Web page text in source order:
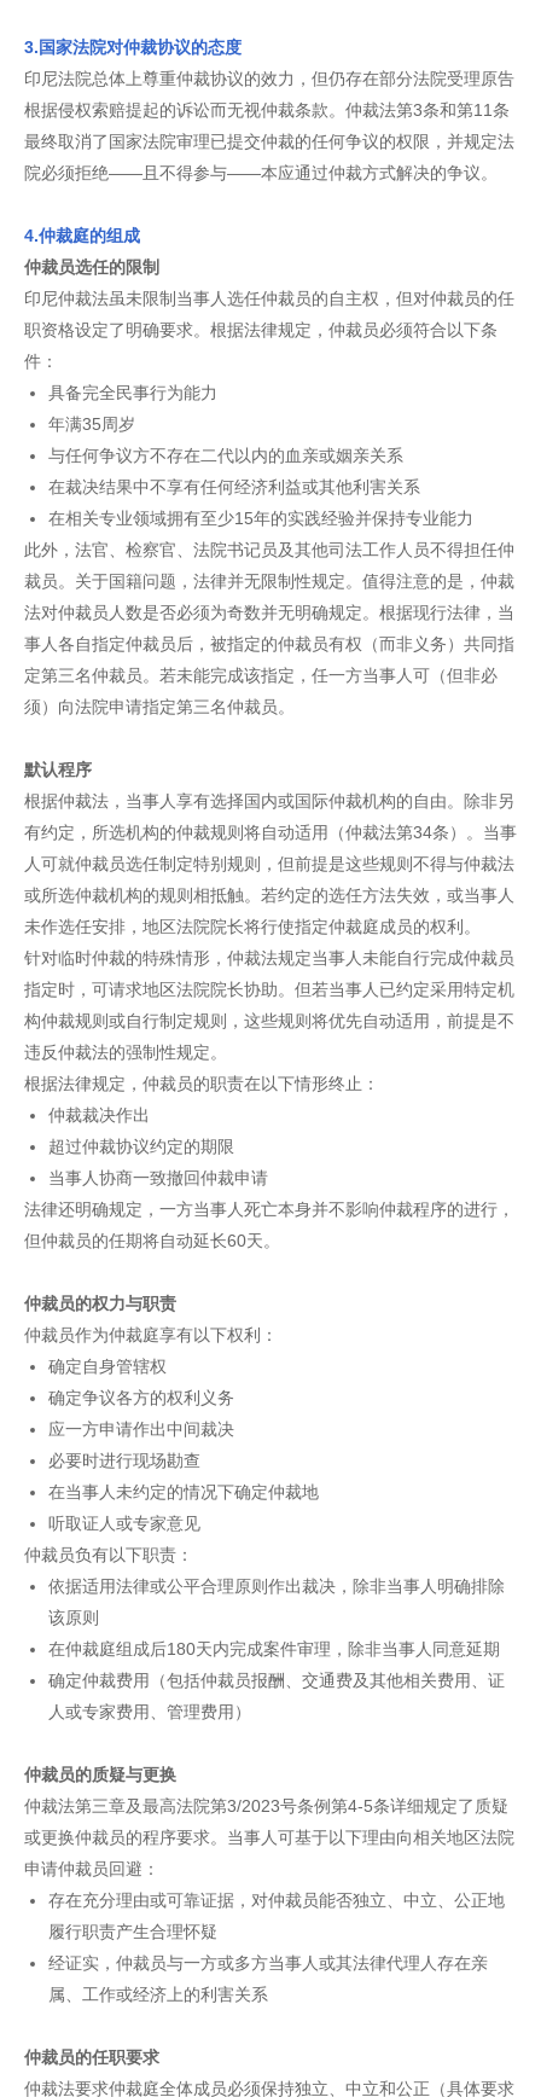
3.国家法院对仲裁协议的态度
印尼法院总体上尊重仲裁协议的效力，但仍存在部分法院受理原告
根据侵权索赔提起的诉讼而无视仲裁条款。仲裁法第3条和第11条
最终取消了国家法院审理已提交仲裁的任何争议的权限，并规定法
院必须拒绝——且不得参与——本应通过仲裁方式解决的争议。
4.仲裁庭的组成
仲裁员选任的限制
印尼仲裁法虽未限制当事人选任仲裁员的自主权，但对仲裁员的任
职资格设定了明确要求。根据法律规定，仲裁员必须符合以下条
件：
具备完全民事行为能力
年满35周岁
与任何争议方不存在二代以内的血亲或姻亲关系
在裁决结果中不享有任何经济利益或其他利害关系
在相关专业领域拥有至少15年的实践经验并保持专业能力
此外，法官、检察官、法院书记员及其他司法工作人员不得担任仲
裁员。关于国籍问题，法律并无限制性规定。值得注意的是，仲裁
法对仲裁员人数是否必须为奇数并无明确规定。根据现行法律，当
事人各自指定仲裁员后，被指定的仲裁员有权（而非义务）共同指
定第三名仲裁员。若未能完成该指定，任一方当事人可（但非必
须）向法院申请指定第三名仲裁员。
默认程序
根据仲裁法，当事人享有选择国内或国际仲裁机构的自由。除非另
有约定，所选机构的仲裁规则将自动适用（仲裁法第34条）。当事
人可就仲裁员选任制定特别规则，但前提是这些规则不得与仲裁法
或所选仲裁机构的规则相抵触。若约定的选任方法失效，或当事人
未作选任安排，地区法院院长将行使指定仲裁庭成员的权利。
针对临时仲裁的特殊情形，仲裁法规定当事人未能自行完成仲裁员
指定时，可请求地区法院院长协助。但若当事人已约定采用特定机
构仲裁规则或自行制定规则，这些规则将优先自动适用，前提是不
违反仲裁法的强制性规定。
根据法律规定，仲裁员的职责在以下情形终止：
仲裁裁决作出
超过仲裁协议约定的期限
当事人协商一致撤回仲裁申请
法律还明确规定，一方当事人死亡本身并不影响仲裁程序的进行，
但仲裁员的任期将自动延长60天。
仲裁员的权力与职责
仲裁员作为仲裁庭享有以下权利：
确定自身管辖权
确定争议各方的权利义务
应一方申请作出中间裁决
必要时进行现场勘查
在当事人未约定的情况下确定仲裁地
听取证人或专家意见
仲裁员负有以下职责：
依据适用法律或公平合理原则作出裁决，除非当事人明确排除
该原则
在仲裁庭组成后180天内完成案件审理，除非当事人同意延期
确定仲裁费用（包括仲裁员报酬、交通费及其他相关费用、证
人或专家费用、管理费用）
仲裁员的质疑与更换
仲裁法第三章及最高法院第3/2023号条例第4-5条详细规定了质疑
或更换仲裁员的程序要求。当事人可基于以下理由向相关地区法院
申请仲裁员回避：
存在充分理由或可靠证据，对仲裁员能否独立、中立、公正地
履行职责产生合理怀疑
经证实，仲裁员与一方或多方当事人或其法律代理人存在亲
属、工作或经济上的利害关系
仲裁员的任职要求
仲裁法要求仲裁庭全体成员必须保持独立、中立和公正（具体要求